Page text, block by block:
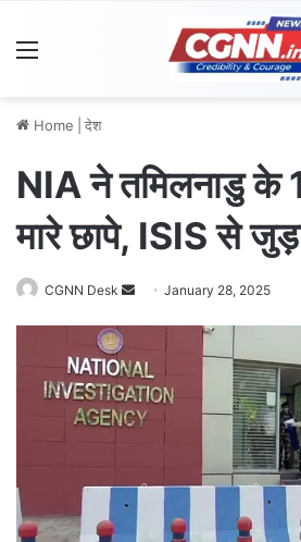
Home देश
NIA ने तमिलनाडु के
मारे छापे, ISIS से
CGNN Desk
d
a
n
a
January 28, 2025